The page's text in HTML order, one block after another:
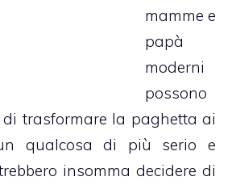
mamme e
papà
moderni
possono
di trasformare la paghetta ai
qualcosa di più serio e
insomma decidere di